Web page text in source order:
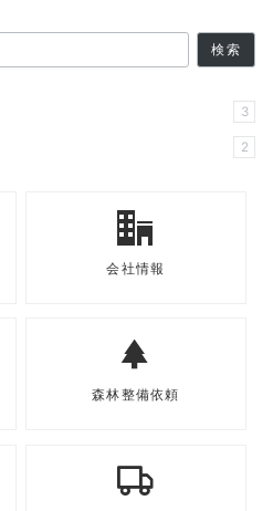
検索
3
2
会社情報
森林整備依頼